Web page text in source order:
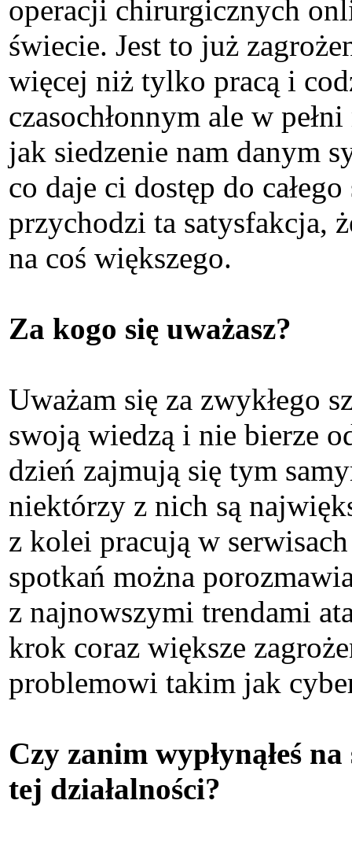
operacji chirurgicznych
świecie. Jest to już
więcej niż tylko pracą i
czasochłonnym ale w
jak siedzenie nam danym
co daje ci dostęp do
przychodzi ta satysfakcja,
na coś większego.
Za kogo się uważasz?
Uważam się za zwykłego
swoją wiedzą i nie bierze
dzień zajmują się tym
niektórzy z nich są
z kolei pracują w
spotkań można
z najnowszymi trendami
krok coraz większe
problemowi takim jak
Czy zanim wypłynąłeś
tej działalności?